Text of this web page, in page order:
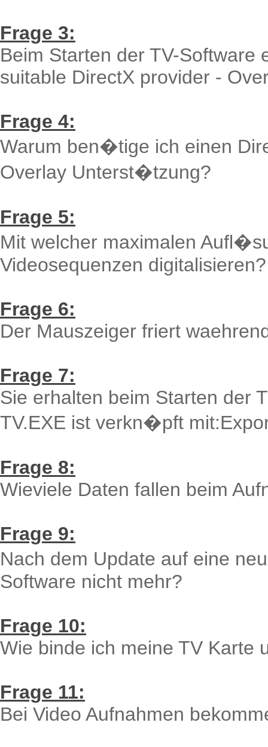
Frage 3:
Beim Starten der TV-Software
suitable DirectX provider -
Frage 4:
Warum ben�tige ich einen
Overlay Unterst�tzung?
Frage 5:
Mit welcher maximalen
Videosequenzen digitalisieren?
Frage 6:
Der Mauszeiger friert
Frage 7:
Sie erhalten beim Starten der
TV.EXE ist verkn�pft
Frage 8:
Wieviele Daten fallen beim
Frage 9:
Nach dem Update auf eine
Software nicht mehr?
Frage 10:
Wie binde ich meine TV Karte
Frage 11:
Bei Video Aufnahmen